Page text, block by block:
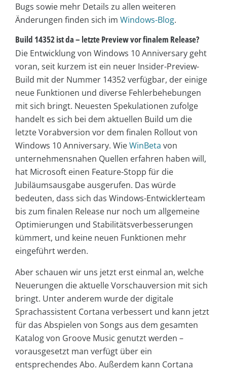
Bugs sowie mehr Details zu allen weiteren
Änderungen finden sich im Windows-Blog.
Build 14352 ist da – letzte Preview vor finalem Release?
Die Entwicklung von Windows 10 Anniversary geht
voran, seit kurzem ist ein neuer Insider-Preview-
Build mit der Nummer 14352 verfügbar, der einige
neue Funktionen und diverse Fehlerbehebungen
mit sich bringt. Neuesten Spekulationen zufolge
handelt es sich bei dem aktuellen Build um die
letzte Vorabversion vor dem finalen Rollout von
Windows 10 Anniversary. WieWinBeta von
unternehmensnahen Quellen erfahren haben will,
hat Microsoft einen Feature-Stopp für die
Jubiläumsausgabe ausgerufen. Das würde
bedeuten, dass sich das Windows-Entwicklerteam
bis zum finalen Release nur noch um allgemeine
Optimierungen und Stabilitätsverbesserungen
kümmert, und keine neuen Funktionen mehr
eingeführt werden.
Aber schauen wir uns jetzt erst einmal an, welche
Neuerungen die aktuelle Vorschauversion mit sich
bringt. Unter anderem wurde der digitale
Sprachassistent Cortana verbessert und kann jetzt
für das Abspielen von Songs aus dem gesamten
Katalog von Groove Music genutzt werden –
vorausgesetzt man verfügt über ein
entsprechendes Abo. Außerdem kann Cortana